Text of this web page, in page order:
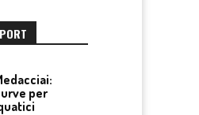
per